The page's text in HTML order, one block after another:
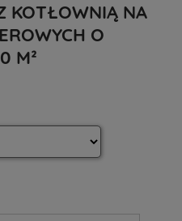
KOTŁOWNIĄ NA
O
M²